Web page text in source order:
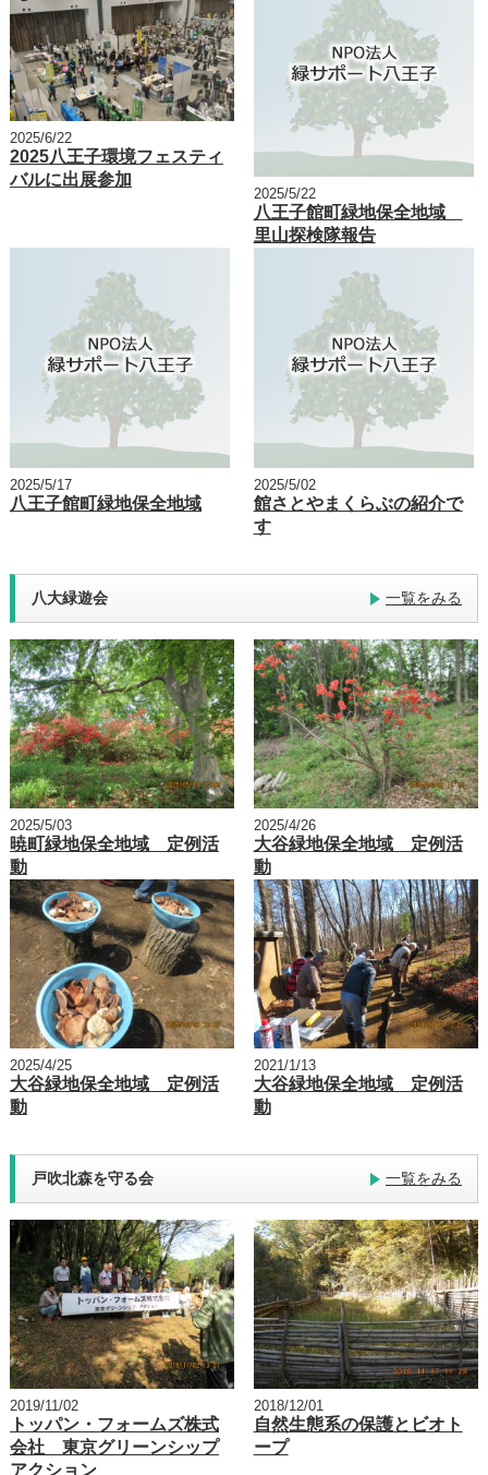
2025/6/22
2025八王子環境フェスティ
バルに出展参加
2025/5/22
八王子館町緑地保全地域
里山探検隊報告
2025/5/17
八王子館町緑地保全地域
2025/5/02
館さとやまくらぶの紹介で
す
八大緑遊会 一覧をみる
2025/5/03
暁町緑地保全地域 定例活
動
2025/4/26
大谷緑地保全地域 定例活
動
2025/4/25
大谷緑地保全地域 定例活
動
2021/1/13
大谷緑地保全地域 定例活
動
戸吹北森を守る会 一覧をみる
2019/11/02
トッパン・フォームズ株式
会社 東京グリーンシップ
アクション
2018/12/01
自然生態系の保護とビオト
ープ